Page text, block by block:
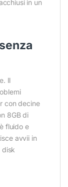
in un
Il
con decine
8GB di
fluido e
avvii in
disk